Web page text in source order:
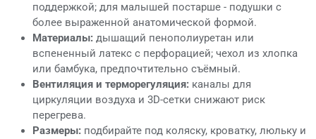
поддержкой; для малышей постарше - подушки с
более выраженной анатомической формой.
Материалы: дышащий пенополиуретан или
вспененный латекс с перфорацией; чехол из хлопка
или бамбука, предпочтительно съёмный.
Вентиляция и терморегуляция: каналы для
циркуляции воздуха и 3D-сетки снижают риск
перегрева.
Размеры: подбирайте под коляску, кроватку, люльку и